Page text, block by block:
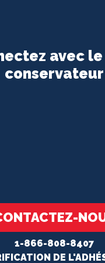
avec
conservateur
1-866-808-8407
DE